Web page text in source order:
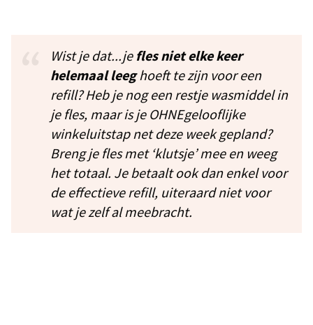
Wist je dat...je fles niet elke keer
helemaal leeghoeft te zijn voor een
refill? Heb je nog een restje wasmiddel in
je fles, maar is je OHNEgelooflijke
winkeluitstap net deze week gepland?
Breng je fles met ‘klutsje’ mee en weeg
het totaal. Je betaalt ook dan enkel voor
de effectieve refill, uiteraard niet voor
wat je zelf al meebracht.